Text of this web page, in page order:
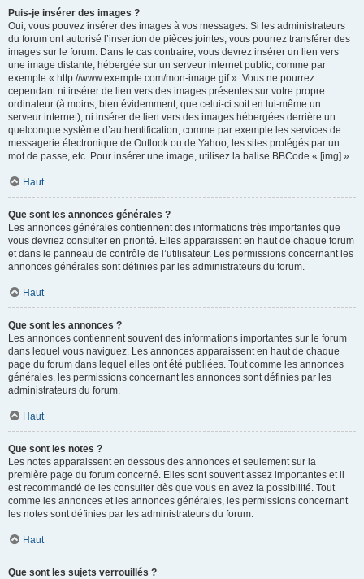
Puis-je insérer des images ?
Oui, vous pouvez insérer des images à vos messages. Si les administrateurs
du forum ont autorisé l’insertion de pièces jointes, vous pourrez transférer des
images sur le forum. Dans le cas contraire, vous devrez insérer un lien vers
une image distante, hébergée sur un serveur internet public, comme par
exemple « http://www.exemple.com/mon-image.gif ». Vous ne pourrez
cependant ni insérer de lien vers des images présentes sur votre propre
ordinateur (à moins, bien évidemment, que celui-ci soit en lui-même un
serveur internet), ni insérer de lien vers des images hébergées derrière un
quelconque système d’authentification, comme par exemple les services de
messagerie électronique de Outlook ou de Yahoo, les sites protégés par un
mot de passe, etc. Pour insérer une image, utilisez la balise BBCode « [img] ».
Haut
Que sont les annonces générales ?
Les annonces générales contiennent des informations très importantes que
vous devriez consulter en priorité. Elles apparaissent en haut de chaque forum
et dans le panneau de contrôle de l’utilisateur. Les permissions concernant les
annonces générales sont définies par les administrateurs du forum.
Haut
Que sont les annonces ?
Les annonces contiennent souvent des informations importantes sur le forum
dans lequel vous naviguez. Les annonces apparaissent en haut de chaque
page du forum dans lequel elles ont été publiées. Tout comme les annonces
générales, les permissions concernant les annonces sont définies par les
administrateurs du forum.
Haut
Que sont les notes ?
Les notes apparaissent en dessous des annonces et seulement sur la
première page du forum concerné. Elles sont souvent assez importantes et il
est recommandé de les consulter dès que vous en avez la possibilité. Tout
comme les annonces et les annonces générales, les permissions concernant
les notes sont définies par les administrateurs du forum.
Haut
Que sont les sujets verrouillés ?